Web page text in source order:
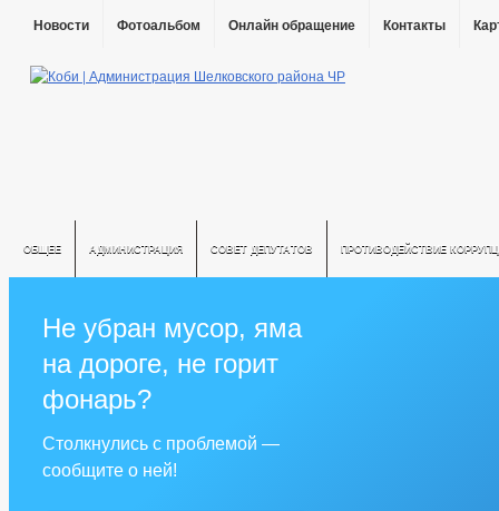
Новости Фотоальбом Онлайн обращение Контакты
ОБЩЕЕ АДМИНИСТРАЦИЯ СОВЕТ ДЕПУТАТОВ ПРОТИВОДЕЙСТВИЕ
Не убран мусор, яма
на дороге, не горит
фонарь?
Столкнулись с проблемой —
сообщите о ней!